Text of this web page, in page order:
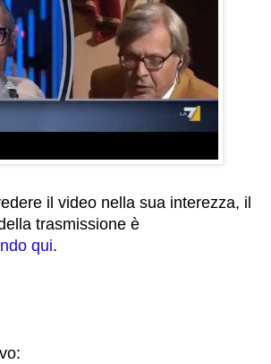
il video nella sua interezza, il
trasmissione è
qui.